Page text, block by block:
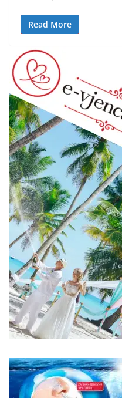
Read More